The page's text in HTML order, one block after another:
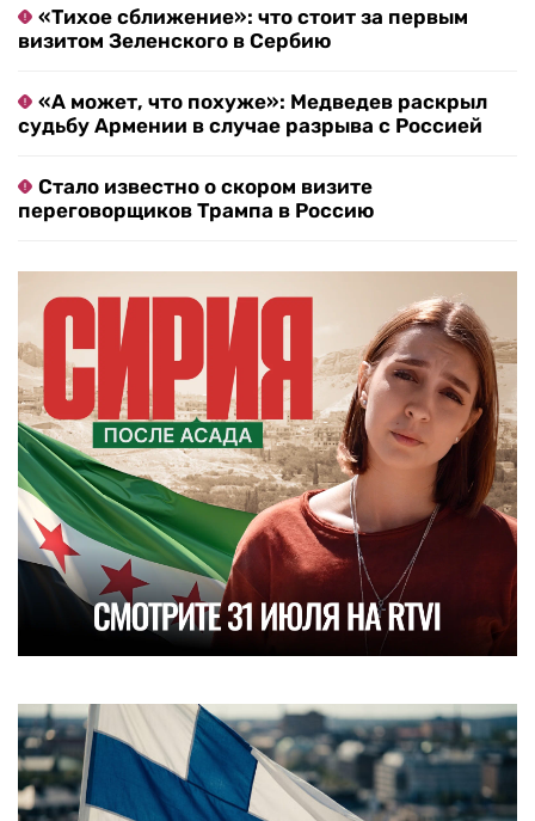
«Тихое сближение»: что стоит за первым
визитом Зеленского в Сербию
«А может, что похуже»: Медведев раскрыл
судьбу Армении в случае разрыва с Россией
Стало известно о скором визите
переговорщиков Трампа в Россию